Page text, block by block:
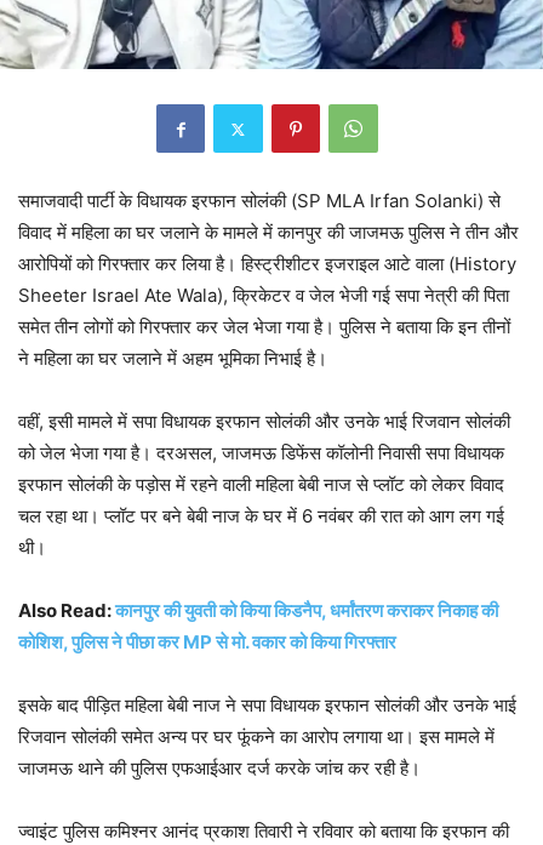
समाजवादी पार्टी के विधायक इरफान सोलंकी (SP MLA Irfan Solanki) से
विवाद में महिला का घर जलाने के मामले में कानपुर की जाजमऊ पुलिस ने तीन और
आरोपियों को गिरफ्तार कर लिया है। हिस्ट्रीशीटर इजराइल आटे वाला (History
Sheeter Israel Ate Wala), क्रिकेटर व जेल भेजी गई सपा नेत्री की पिता
समेत तीन लोगों को गिरफ्तार कर जेल भेजा गया है। पुलिस ने बताया कि इन तीनों
ने महिला का घर जलाने में अहम भूमिका निभाई है।
वहीं, इसी मामले में सपा विधायक इरफान सोलंकी और उनके भाई रिजवान सोलंकी
को जेल भेजा गया है। दरअसल, जाजमऊ डिफेंस कॉलोनी निवासी सपा विधायक
इरफान सोलंकी के पड़ोस में रहने वाली महिला बेबी नाज से प्लॉट को लेकर विवाद
चल रहा था। प्लॉट पर बने बेबी नाज के घर में 6 नवंबर की रात को आग लग गई
थी।
Also Read:कानपुर की युवती को किया किडनैप, धर्मांतरण कराकर निकाह की
कोशिश, पुलिस ने पीछा कर MP से मो. वकार को किया गिरफ्तार
इसके बाद पीड़ित महिला बेबी नाज ने सपा विधायक इरफान सोलंकी और उनके भाई
रिजवान सोलंकी समेत अन्य पर घर फूंकने का आरोप लगाया था। इस मामले में
जाजमऊ थाने की पुलिस एफआईआर दर्ज करके जांच कर रही है।
ज्वाइंट पुलिस कमिश्नर आनंद प्रकाश तिवारी ने रविवार को बताया कि इरफान की